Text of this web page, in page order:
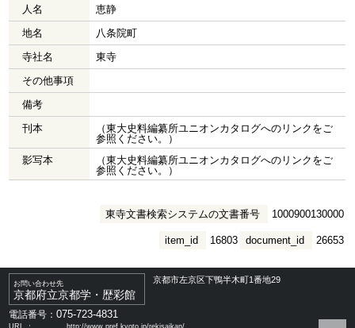
人名
恵静
地名
八条院町
寺社名
東寺
その他事項
備考
刊本
（東大史料編纂所ユニオンカタログへのリンクをご
参照ください。）
影写本
（東大史料編纂所ユニオンカタログへのリンクをご
参照ください。）
東寺文書検索システムの文書番号 1000900130000
document_id 26653
item_id 16803
お問い合わせ先
京都府立京都学・歴彩館
京都市左京区下鴨半木町1番地29
電話番号：075-723-4831
URL ： http://www.pref.kyoto.jp/rekisaikan/